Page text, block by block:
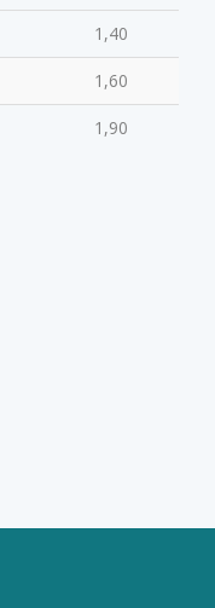
1,40
1,60
1,90